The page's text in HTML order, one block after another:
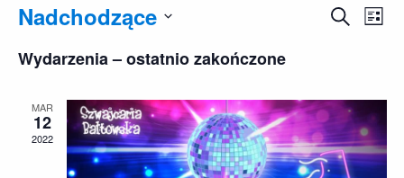
i
Szukaj
Lista
Nadchodzące
datę.
Wydarzenia – ostatnio zakończone
MAR
12
2022